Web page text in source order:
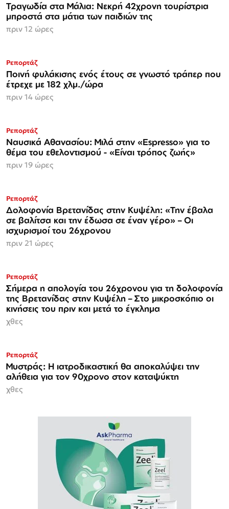
Τραγωδία στα Μάλια: Νεκρή 42χρονη τουρίστρια
μπροστά στα μάτια των παιδιών της
πριν 12 ώρες
Ρεπορτάζ
Ποινή φυλάκισης ενός έτους σε γνωστό τράπερ που
έτρεχε με 182 χλμ./ώρα
πριν 14 ώρες
Ρεπορτάζ
Ναυσικά Αθανασίου: Μιλά στην «Espresso» για το
θέμα του εθελοντισμού - «Είναι τρόπος ζωής»
πριν 19 ώρες
Ρεπορτάζ
Δολοφονία Βρετανίδας στην Κυψέλη: «Την έβαλα
σε βαλίτσα και την έδωσα σε έναν γέρο» – Οι
ισχυρισμοί του 26χρονου
πριν 21 ώρες
Ρεπορτάζ
Σήμερα η απολογία του 26χρονου για τη δολοφονία
της Βρετανίδας στην Κυψέλη – Στο μικροσκόπιο οι
κινήσεις του πριν και μετά το έγκλημα
χθες
Ρεπορτάζ
Μυστράς: Η ιατροδικαστική θα αποκαλύψει την
αλήθεια για τον 90χρονο στον καταψύκτη
χθες